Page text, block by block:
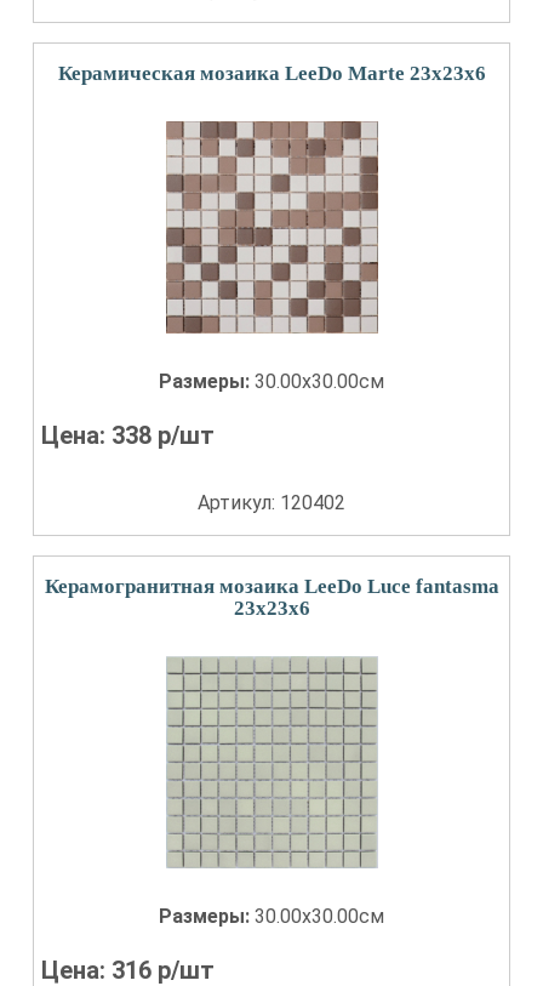
Керамическая мозаика LeeDo Marte 23x23x6
Размеры: 30.00x30.00см
Цена: 338 р/шт
Артикул: 120402
Керамогранитная мозаика LeeDo Luce fantasma
23x23x6
Размеры: 30.00x30.00см
Цена: 316 р/шт